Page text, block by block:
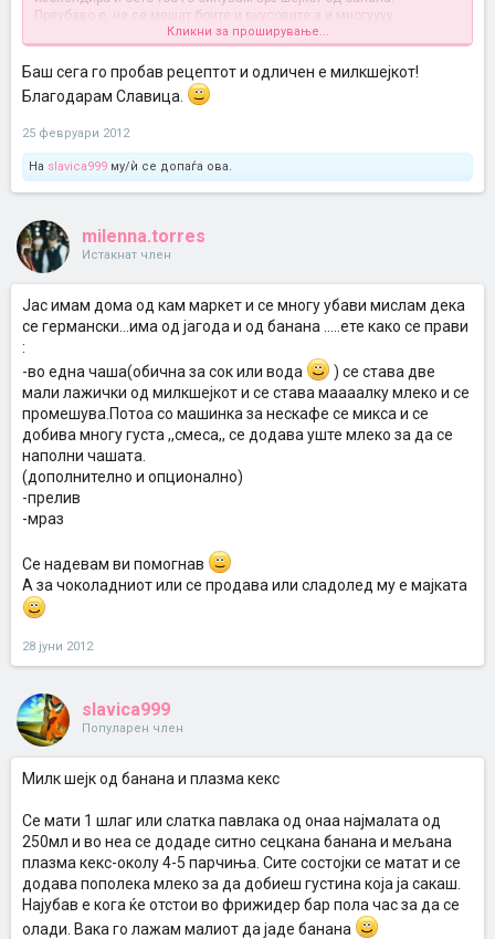
Преубаво е, не се мешат боите и вкусовите а и многуууу
витамини. Банана шејкот те заблажуваа јагодата освежува и
меѓу забите крцка ледот.
Кликни за проширување...
Баш сега го пробав рецептот и одличен е милкшејкот!
Благодарам Славица.
25 февруари 2012
На slavica999 му/ѝ се допаѓа ова.
milenna.torres
Истакнат член
Јас имам дома од кам маркет и се многу убави мислам дека
се германски...има од јагода и од банана .....ете како се прави
:
-во една чаша(обична за сок или вода
) се става две
мали лажички од милкшејкот и се става маааалку млеко и се
промешува.Потоа со машинка за нескафе се микса и се
добива многу густа ,,смеса,, се додава уште млеко за да се
наполни чашата.
(дополнително и опционално)
-прелив
-мраз
Се надевам ви помогнав
А за чоколадниот или се продава или сладолед му е мајката
28 јуни 2012
slavica999
Популарен член
Милк шејк од банана и плазма кекс
Се мати 1 шлаг или слатка павлака од онаа најмалата од
250мл и во неа се додаде ситно сецкана банана и мељана
плазма кекс-околу 4-5 парчиња. Сите состојки се матат и се
додава пополека млеко за да добиеш густина која ја сакаш.
Најубав е кога ќе отстои во фрижидер бар пола час за да се
олади. Вака го лажам малиот да јаде банана